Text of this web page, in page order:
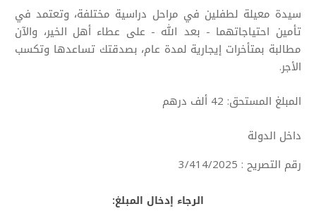
سيدة معيلة لطفلين في مراحل دراسية مختلفة، وتعتمد في
تأمين احتياجاتهما - بعد الله - على عطاء أهل الخير، والآن
مطالبة بمتأخرات إيجارية لمدة عام، بصدقتك تساعدها وتكسب
الأجر.
المبلغ المستحق: 42 ألف درهم
داخل الدولة
رقم التصريح : 3/414/2025
الرجاء إدخال المبلغ: